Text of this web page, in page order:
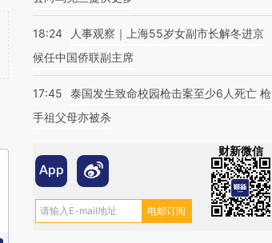
18:24
人事观察｜上海55岁女副市长解冬进京
候任中国侨联副主席
17:45
泰国发生致命校园枪击案至少6人死亡 枪
手祖父母亦被杀
财新微信